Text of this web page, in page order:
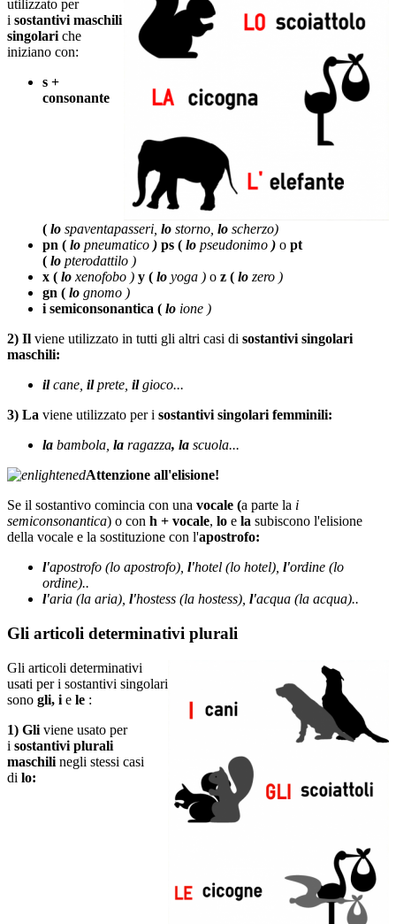
utilizzato per
i sostantivi maschili
singolari che
iniziano con:
s +
consonante
( lo spaventapasseri, lo storno, lo scherzo)
pn ( lo pneumatico ) ps ( lo pseudonimo ) o pt
( lo pterodattilo )
x ( lo xenofobo ) y ( lo yoga ) o z ( lo zero )
gn ( lo gnomo )
i semiconsonantica ( lo ione )
2) Il viene utilizzato in tutti gli altri casi di sostantivi singolari
maschili:
ilcane, ilprete, ilgioco...
3) La viene utilizzato per i sostantivi singolari femminili:
la bambola, la ragazza, la scuola...
Attenzione all'elisione!
Se il sostantivo comincia con una vocale (a parte la i
semiconsonantica) o con h + vocale, lo e la subiscono l'elisione
della vocale e la sostituzione con l'apostrofo:
l'apostrofo (lo apostrofo), l'hotel (lo hotel), l'ordine (lo
ordine)..
l'aria (la aria), l'hostess (la hostess), l'acqua (la acqua)..
Gli articoli determinativi plurali
Gli articoli determinativi
usati per i sostantivi singolari
sono gli, i e le :
1) Gli viene usato per
i sostantivi plurali
maschili negli stessi casi
di lo: